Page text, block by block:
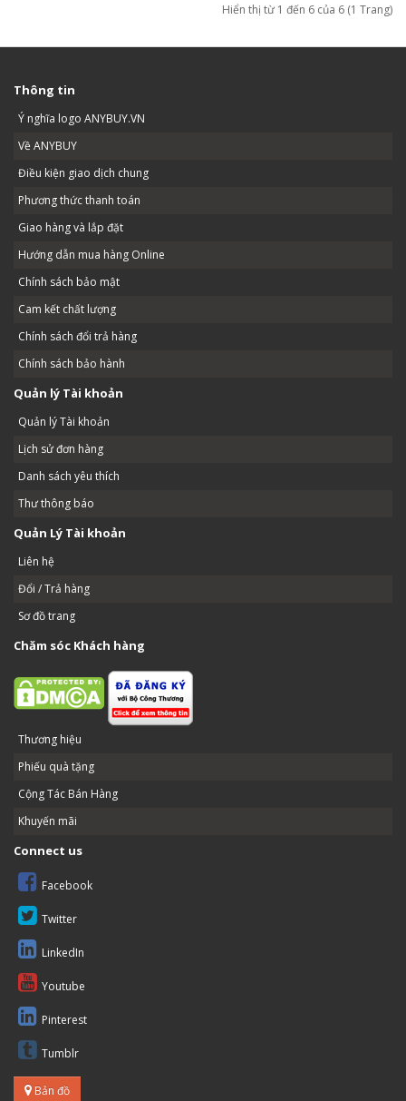
Hiển thị từ 1 đến 6 của 6 (1 Trang)
Thông tin
Ý nghĩa logo ANYBUY.VN
Về ANYBUY
Điều kiện giao dịch chung
Phương thức thanh toán
Giao hàng và lắp đặt
Hướng dẫn mua hàng Online
Chính sách bảo mật
Cam kết chất lượng
Chính sách đổi trả hàng
Chính sách bảo hành
Quản lý Tài khoản
Quản lý Tài khoản
Lịch sử đơn hàng
Danh sách yêu thích
Thư thông báo
Quản Lý Tài khoản
Liên hệ
Đổi / Trả hàng
Sơ đồ trang
Chăm sóc Khách hàng
Thương hiệu
Phiếu quà tặng
Cộng Tác Bán Hàng
Khuyến mãi
Connect us
Facebook
Twitter
LinkedIn
Youtube
Pinterest
Tumblr
Bản đồ